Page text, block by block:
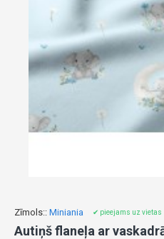
Zīmols:: Miniania ✔ pieejams uz vietas